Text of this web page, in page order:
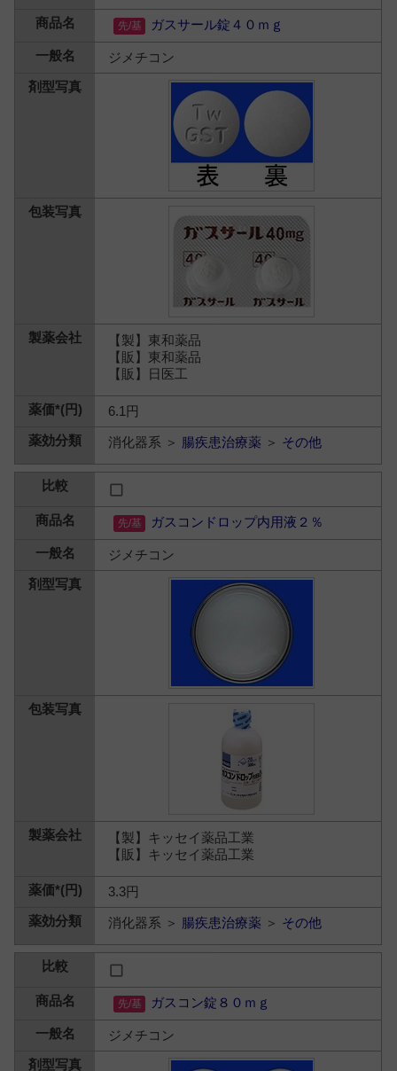
ガスサール錠４０ｍｇ
ジメチコン
【製】東和薬品
【販】東和薬品
【販】日医工
6.1円
消化器系 ＞ 腸疾患治療薬 ＞ その他
ガスコンドロップ内用液２％
ジメチコン
【製】キッセイ薬品工業
【販】キッセイ薬品工業
3.3円
消化器系 ＞ 腸疾患治療薬 ＞ その他
ガスコン錠８０ｍｇ
ジメチコン